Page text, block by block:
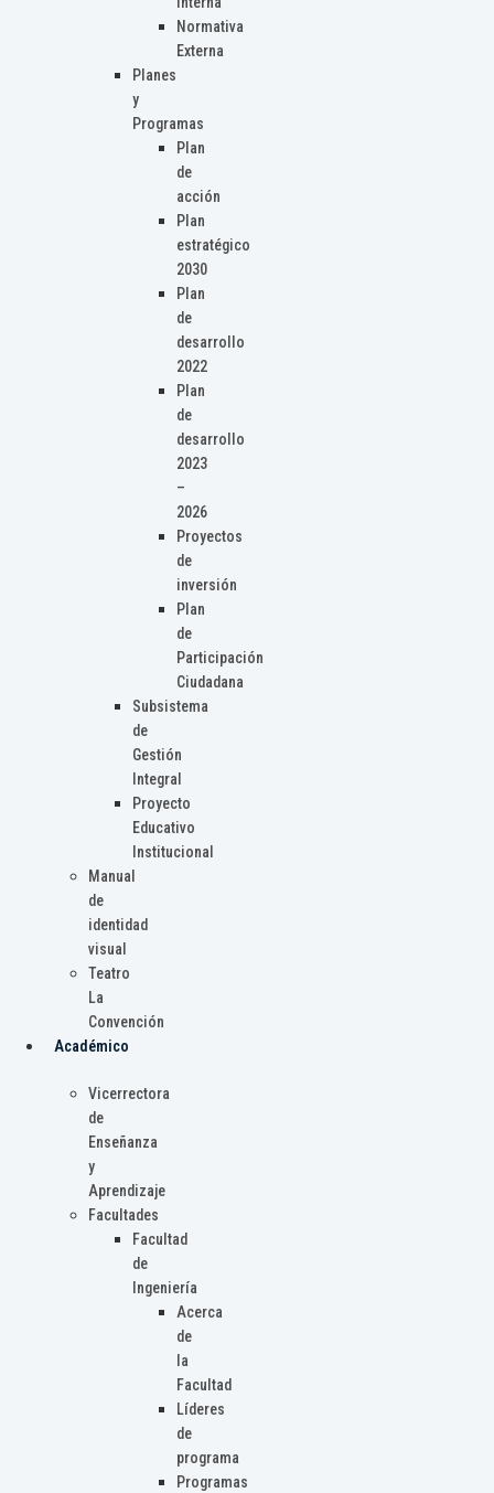
Normativa
Externa
Planes
y
Programas
Plan
de
acción
Plan
estratégico
2030
Plan
de
desarrollo
2022
Plan
de
desarrollo
2023
–
2026
Proyectos
de
inversión
Plan
de
Participación
Ciudadana
Subsistema
de
Gestión
Integral
Proyecto
Educativo
Institucional
Manual
de
identidad
visual
Teatro
La
Convención
Académico
Vicerrectora
de
Enseñanza
y
Aprendizaje
Facultades
Facultad
de
Ingeniería
Acerca
de
la
Facultad
Líderes
de
programa
Programas